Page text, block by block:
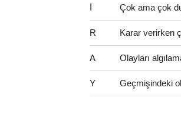
İ Çok ama çok
R Karar verirken
A Olayları
Y Geçmişindeki